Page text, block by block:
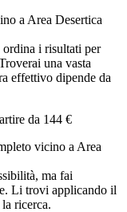
a Area Desertica
i risultati per
una vasta
effettivo dipende da
da 144 €
vicino a Area
ma fai
Li trovi applicando il
ricerca.